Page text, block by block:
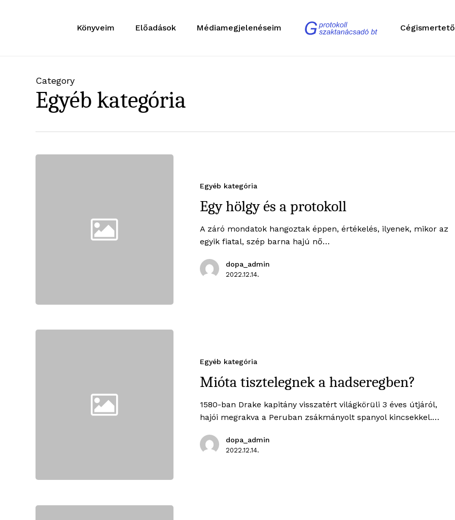
Könyveim Előadások Médiamegjelenéseim Cégismertető
Category
Egyéb kategória
Egyéb kategória
Egy hölgy és a protokoll
A záró mondatok hangoztak éppen, értékelés, ilyenek, mikor az
egyik fiatal, szép barna hajú nő…
dopa_admin
2022.12.14.
Egyéb kategória
Mióta tisztelegnek a hadseregben?
1580-ban Drake kapitány visszatért világkörüli 3 éves útjáról,
hajói megrakva a Peruban zsákmányolt spanyol kincsekkel.…
dopa_admin
2022.12.14.